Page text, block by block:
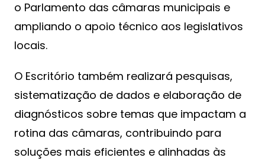
o Parlamento das câmaras municipais e
ampliando o apoio técnico aos legislativos
locais.
O Escritório também realizará pesquisas,
sistematização de dados e elaboração de
diagnósticos sobre temas que impactam a
rotina das câmaras, contribuindo para
soluções mais eficientes e alinhadas às